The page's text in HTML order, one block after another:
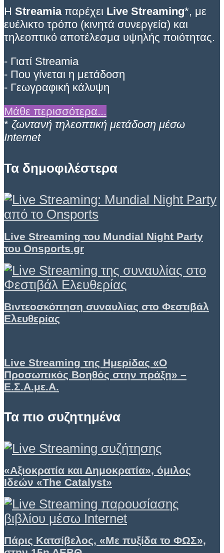
Η Streamiaπαρέχει Live Streaming*, με
ευέλικτο τρόπο (κινητά συνεργεία) και
τηλεοπτικό αποτέλεσμα υψηλής ποιότητας.
- Γιατί Streamia
- Που γίνεται η μετάδοση
- Γεωγραφική κάλυψη
Μάθε περισσότερα...
* ζωντανή τηλεοπτική μετάδοση μέσω
Internet
Τα δημοφιλέστερα
Live Streaming του Mundial Night Party
του Onsports.gr
Βιντεοσκόπηση συναυλίας στο Φεστιβάλ
Ελευθερίας
Live Streaming της Ημερίδας «Ο
Προσωπικός Βοηθός στην πράξη» –
Ε.Σ.Α.με.Α.
Τα πιο συζητημένα
«Αξιοκρατία και Δημοκρατία», όμιλος
Ιδεών «Τhe Catalyst»
Πάρις Κατσίβελος, «Με πυξίδα το ΦΩΣ»,